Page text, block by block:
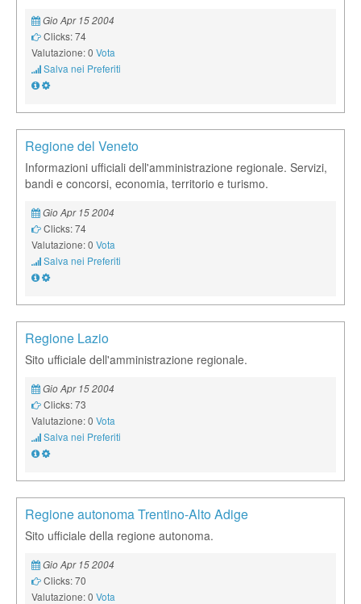
Gio Apr 15 2004
Clicks: 74
Valutazione: 0 Vota
Salva nei Preferiti
Regione del Veneto
Informazioni ufficiali dell'amministrazione regionale. Servizi,
bandi e concorsi, economia, territorio e turismo.
Gio Apr 15 2004
Clicks: 74
Valutazione: 0 Vota
Salva nei Preferiti
Regione Lazio
Sito ufficiale dell'amministrazione regionale.
Gio Apr 15 2004
Clicks: 73
Valutazione: 0 Vota
Salva nei Preferiti
Regione autonoma Trentino-Alto Adige
Sito ufficiale della regione autonoma.
Gio Apr 15 2004
Clicks: 70
Valutazione: 0 Vota